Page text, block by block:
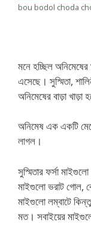
bou bodol choda
মনে হচ্ছিল অনিমেষের
এসেছে। সুস্মিতা,
অনিমেষের বাড়া খাড়া
অনিমেষ এক একটি
লাগল।
সুস্মিতার ফর্সা
মাইগুলো ভরাট গোল,
মাইগুলো লম্বাটে
মত। সবাইয়ের